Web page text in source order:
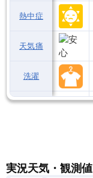
熱中症
天気痛
洗濯
実況天気・観測値